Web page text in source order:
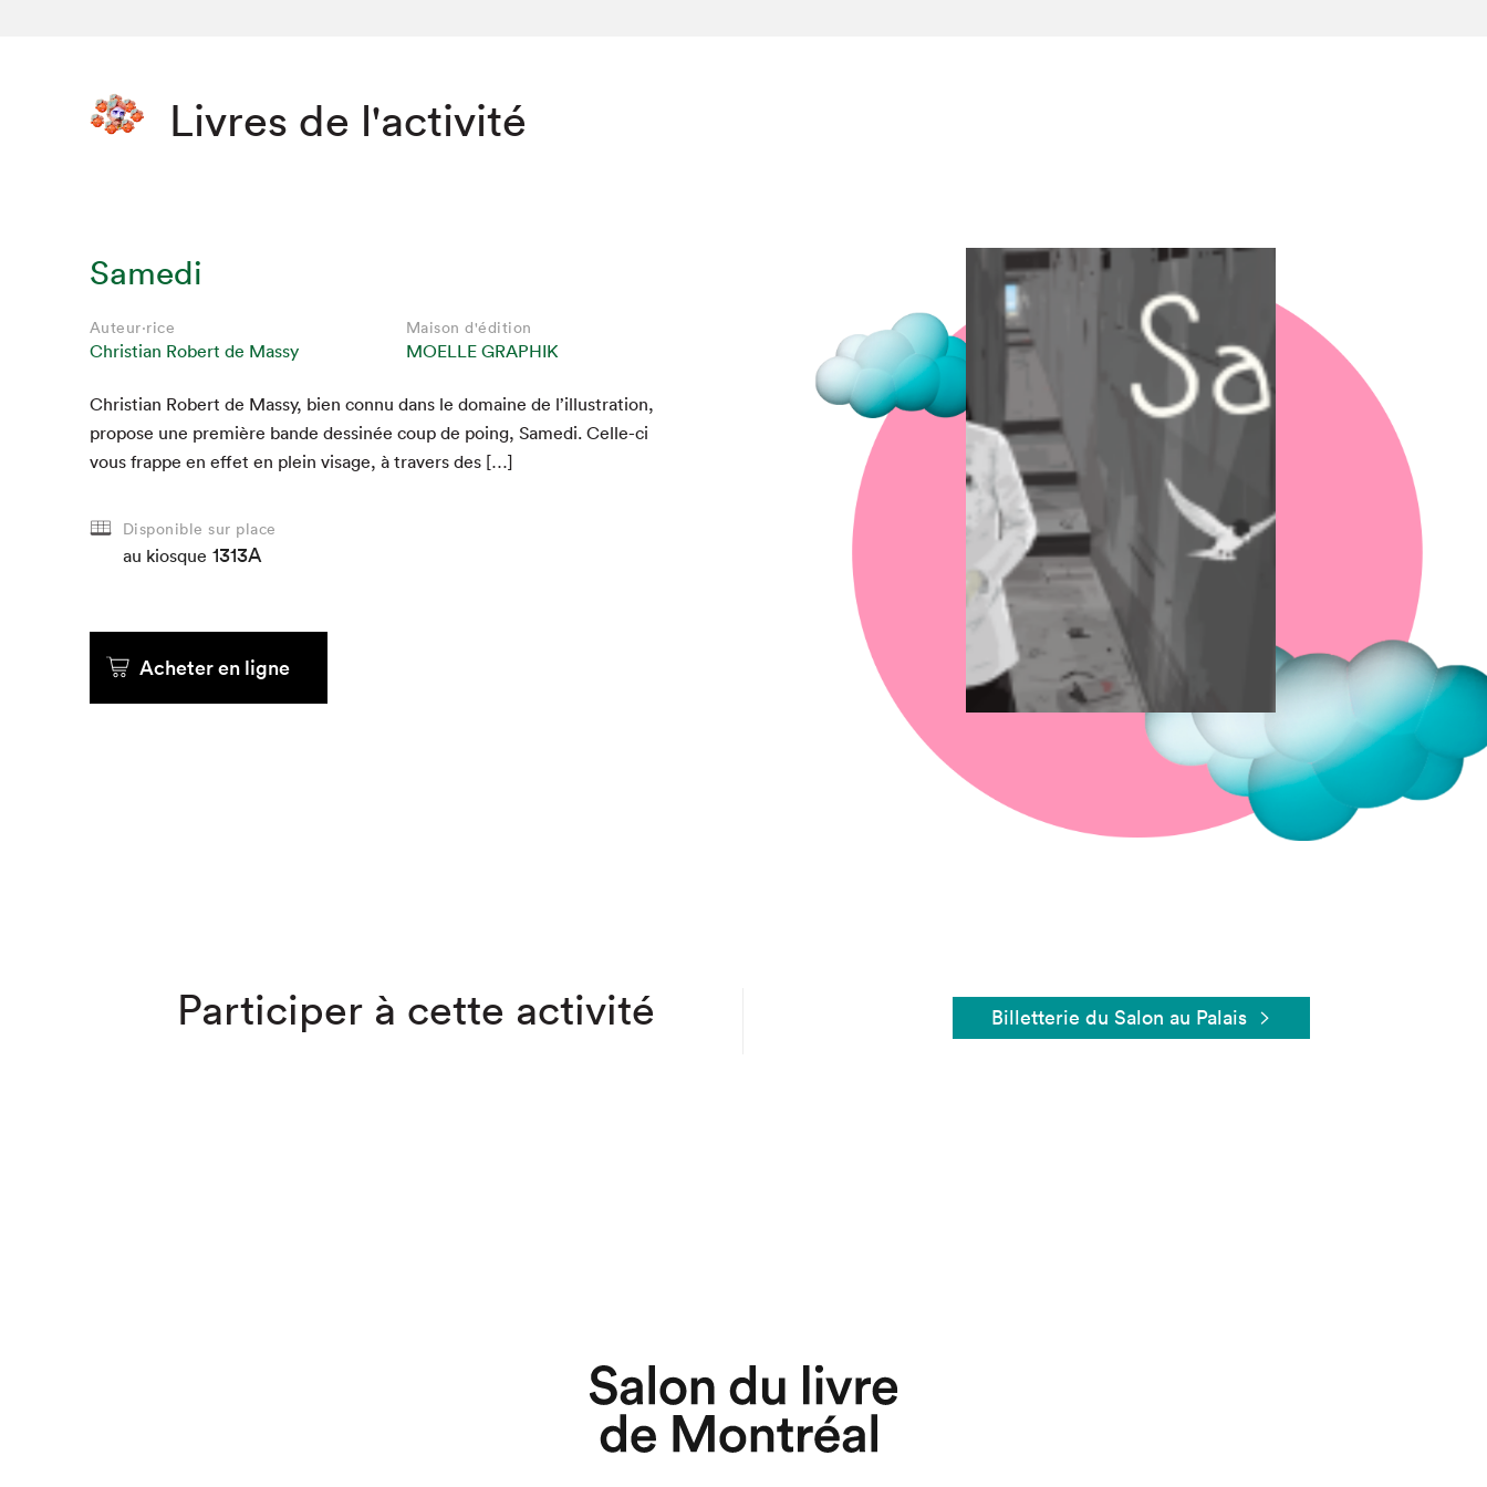
Livres de l'activité
Samedi
Auteur·rice
Christian Robert de Massy
Maison d'édition
MOELLE GRAPHIK
Chris­t­ian Robert de Massy, bien con­nu dans le domaine de l’illustration,
pro­pose une pre­mière bande dess­inée coup de poing, Same­di. Celle-ci
vous frappe en effet en plein vis­age, à tra­vers des […]
Disponible sur place
au kiosque 1313A
Acheter en ligne
Participer à cette activité Billetterie du Salon au Palais